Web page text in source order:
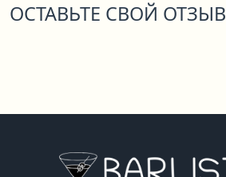
ОСТАВЬТЕ СВОЙ ОТЗЫВ